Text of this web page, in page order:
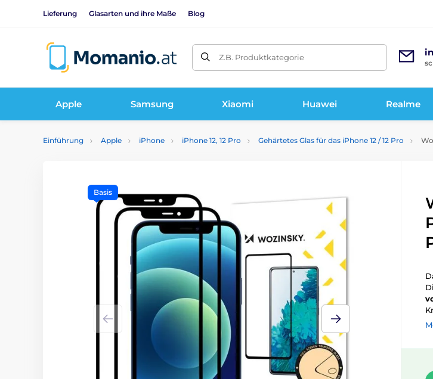
Lieferung Glasarten und ihre Maße Blog
Z.B. Produktkategorie
Apple Samsung Xiaomi Huawei Realme
Einführung Apple iPhone iPhone 12, 12 Pro Gehärtetes Glas für das iPhone 12 / 12 Pro
Basis